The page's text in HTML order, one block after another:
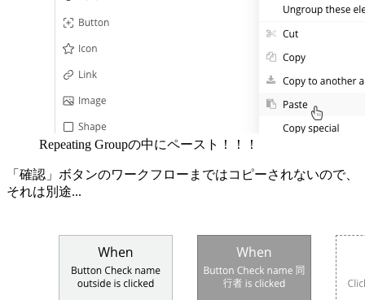
Repeating Groupの中にペースト！！！
「確認」ボタンのワークフローまではコピーされないので、
それは別途...